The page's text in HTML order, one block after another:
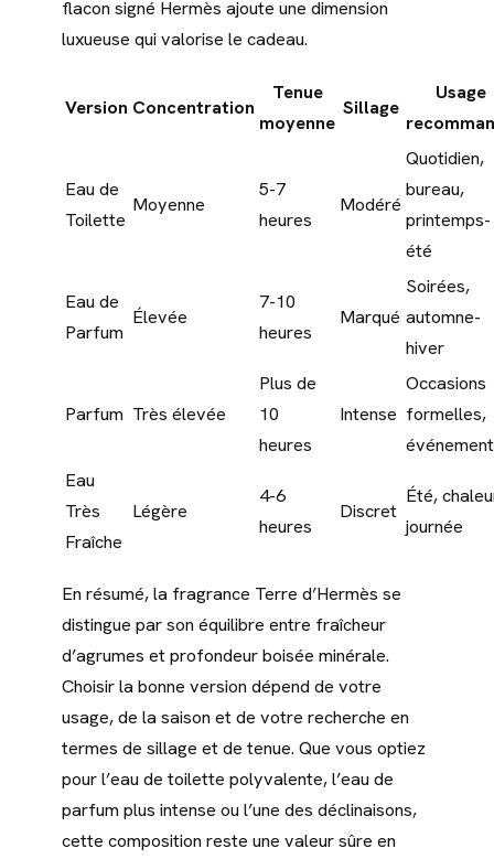
flacon signé Hermès ajoute une dimension
luxueuse qui valorise le cadeau.
Version Concentration
Tenue
moyenne
Sillage
Usage
Eau de
Toilette
Moyenne
5-7
heures
Modéré
Quotidien,
bureau,
printemps-
été
Eau de
Parfum
Élevée
7-10
heures
Marqué
Soirées,
automne-
hiver
Parfum Très élevée
Plus de
10
heures
Intense
Occasions
formelles,
Eau
Très
Fraîche
Légère
4-6
heures
Discret
Été,
journée
En résumé, la fragrance Terre d’Hermès se
distingue par son équilibre entre fraîcheur
d’agrumes et profondeur boisée minérale.
Choisir la bonne version dépend de votre
usage, de la saison et de votre recherche en
termes de sillage et de tenue. Que vous optiez
pour l’eau de toilette polyvalente, l’eau de
parfum plus intense ou l’une des déclinaisons,
cette composition reste une valeur sûre en